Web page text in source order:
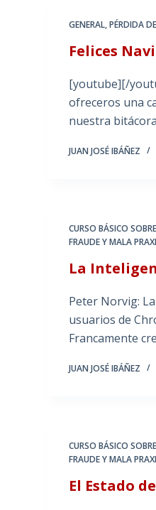
GENERAL,PÉRDIDA
Felices
[youtube][/
ofreceros una
nuestra
JUAN JOSÉ IBÁÑEZ
CURSO BÁSICO
FRAUDE Y MALA
La
Peter Norvig:
usuarios de
Francamente
JUAN JOSÉ IBÁÑEZ
CURSO BÁSICO
FRAUDE Y MALA
El Estado